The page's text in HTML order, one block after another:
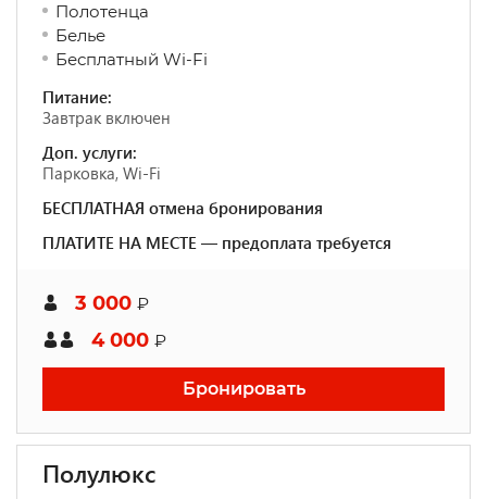
Полотенца
Белье
Бесплатный Wi-Fi
Питание:
Завтрак включен
Доп. услуги:
Парковка, Wi-Fi
БЕСПЛАТНАЯ отмена бронирования
ПЛАТИТЕ НА МЕСТЕ — предоплата требуется
3 000 ₽
4 000 ₽
Бронировать
Полулюкс